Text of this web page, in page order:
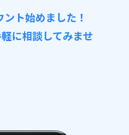
ト始めました！
に相談してみませ